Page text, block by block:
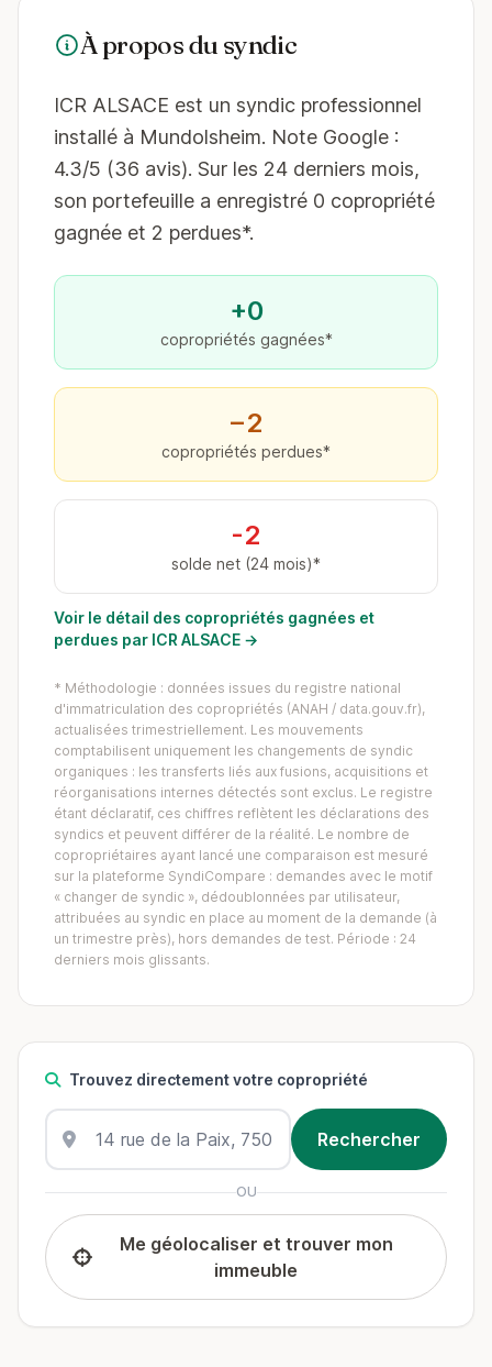
À propos du syndic
ICR ALSACE est un syndic professionnel
installé à Mundolsheim. Note Google :
4.3/5 (36 avis). Sur les 24 derniers mois,
son portefeuille a enregistré 0 copropriété
gagnée et 2 perdues*.
+0
copropriétés gagnées*
−2
copropriétés perdues*
-2
solde net (24 mois)*
Voir le détail des copropriétés gagnées et
perdues par ICR ALSACE →
* Méthodologie : données issues du registre national
d'immatriculation des copropriétés (ANAH / data.gouv.fr),
actualisées trimestriellement. Les mouvements
comptabilisent uniquement les changements de syndic
organiques : les transferts liés aux fusions, acquisitions et
réorganisations internes détectés sont exclus. Le registre
étant déclaratif, ces chiffres reflètent les déclarations des
syndics et peuvent différer de la réalité. Le nombre de
copropriétaires ayant lancé une comparaison est mesuré
sur la plateforme SyndiCompare : demandes avec le motif
« changer de syndic », dédoublonnées par utilisateur,
attribuées au syndic en place au moment de la demande (à
un trimestre près), hors demandes de test. Période : 24
derniers mois glissants.
Trouvez directement votre copropriété
OU
Me géolocaliser et trouver mon
immeuble